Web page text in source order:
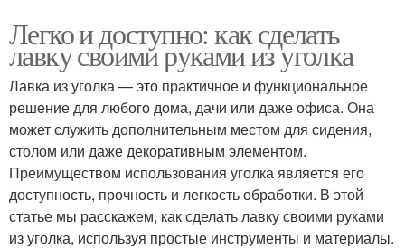
Легко и доступно: как сделать
лавку своими руками из уголка
Лавка из уголка — это практичное и функциональное
решение для любого дома, дачи или даже офиса. Она
может служить дополнительным местом для сидения,
столом или даже декоративным элементом.
Преимуществом использования уголка является его
доступность, прочность и легкость обработки. В этой
статье мы расскажем, как сделать лавку своими руками
из уголка, используя простые инструменты и материалы.